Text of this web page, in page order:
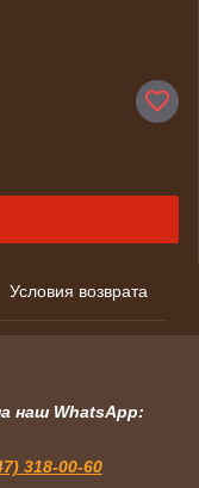
Условия возврата
наш WhatsApp:
318-00-60